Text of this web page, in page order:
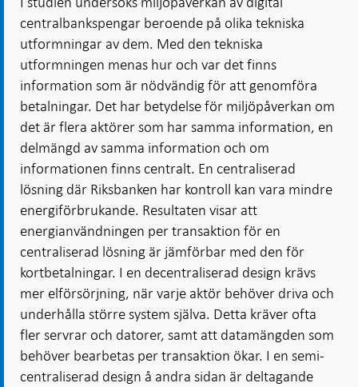
centralbankspengar beroende på olika tekniska
utformningar av dem. Med den tekniska
utformningen menas hur och var det finns
information som är nödvändig för att genomföra
betalningar. Det har betydelse för miljöpåverkan om
det är flera aktörer som har samma information, en
delmängd av samma information och om
informationen finns centralt. En centraliserad
lösning där Riksbanken har kontroll kan vara mindre
energiförbrukande. Resultaten visar att
energianvändningen per transaktion för en
centraliserad lösning är jämförbar med den för
kortbetalningar. I en decentraliserad design krävs
mer elförsörjning, när varje aktör behöver driva och
underhålla större system själva. Detta kräver ofta
fler servrar och datorer, samt att datamängden som
behöver bearbetas per transaktion ökar. I en semi-
centraliserad design å andra sidan är deltagande